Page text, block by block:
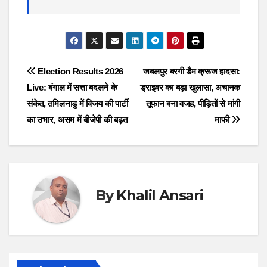
Post
navigation
जबलपुर बरगी डैम क्रूज हादसा:
ड्राइवर का बड़ा खुलासा, अचानक
तूफान बना वजह, पीड़ितों से मांगी
माफी
Election Results 2026
Live: बंगाल में सत्ता बदलने के
संकेत, तमिलनाडु में विजय की पार्टी
का उभार, असम में बीजेपी की बढ़त
ByKhalil Ansari